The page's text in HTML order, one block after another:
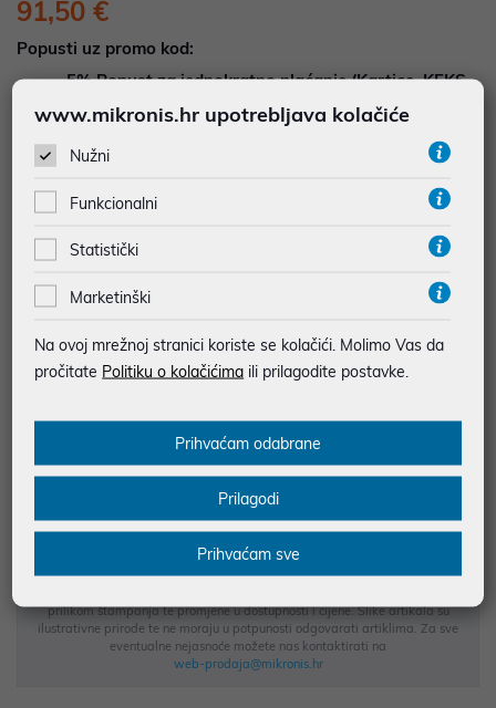
91,50 €
Popusti uz promo kod:
5%Popust za jednokratno plaćanje (Kartice, KEKS
pay, Virman, Gotovina, Crypto) uz promo kod
"POPUST" , popusti se međusobno ne zbrajaju
Dodajte u košaricu
najam za pravne osobe od 12 do 36 mj. već od
Vidi detalje Pošalji upit
BESPLATNA DOSTAVA ZA NARUDŽBE IZNAD 66,36€
MOGUĆNOST PLAĆANJA NA RATE
Podaci uz artikle su prezentirani u dobroj namjeri. Mikronis d.o.o. ne
prilikom štampanja te promjene u dostupnosti i cijene. Slike artikala su
ilustrativne prirode te ne moraju u potpunosti odgovarati artiklima. Za sve
eventualne nejasnoće možete nas kontaktirati na
web-prodaja@mikronis.hr
www.mikronis.hr upotrebljava kolačiće
Nužni
Funkcionalni
Statistički
Marketinški
Na ovoj mrežnoj stranici koriste se kolačići. Molimo Vas da
pročitate Politiku o kolačićima ili prilagodite postavke.
Prihvaćam odabrane
Prilagodi
Prihvaćam sve